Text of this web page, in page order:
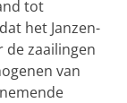
tot
het Janzen-
zaailingen
van